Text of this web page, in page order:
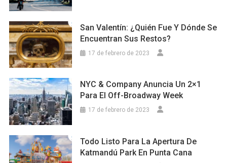
San Valentín: ¿Quién Fue Y Dónde Se
Encuentran Sus Restos?
17 de febrero de 2023
NYC & Company Anuncia Un 2×1
Para El Off-Broadway Week
17 de febrero de 2023
Todo Listo Para La Apertura De
Katmandú Park En Punta Cana